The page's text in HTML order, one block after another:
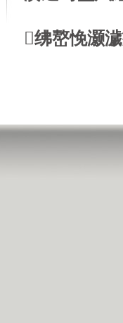
绋嶅悗灏